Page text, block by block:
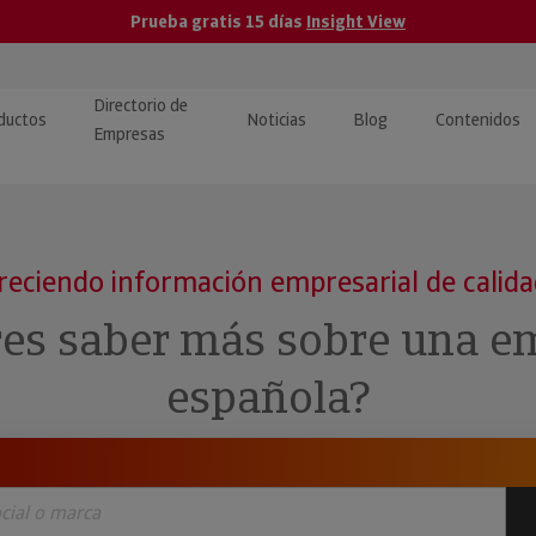
Prueba gratis 15 días Insight View
y ERP
· Recuperación de
Directorio de
Empresas
Noticias Blog Contenidos
Pública
Investigada
información empresarial de
saber más sobre una
española?